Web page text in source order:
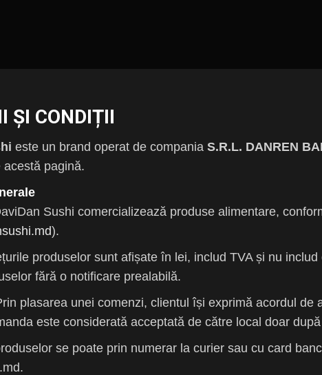
ȘI CONDIȚII
este un brand operat de compania S.R.L. DANREN
acestă pagină.
Sushi comercializează produse alimentare,
).
produselor sunt afișate în lei, includ TVA și nu
fără o notificare prealabilă.
plasarea unei comenzi, clientul își exprimă acordul
este considerată acceptată de către local doar
se poate prin numerar la curier sau cu card